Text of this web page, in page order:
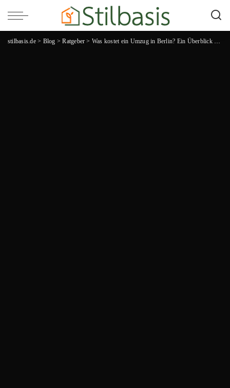
stilbasis.de> Blog >Ratgeber > Was kostet ein Umzug in Berlin? Ein Überblick ohne Überraschungen